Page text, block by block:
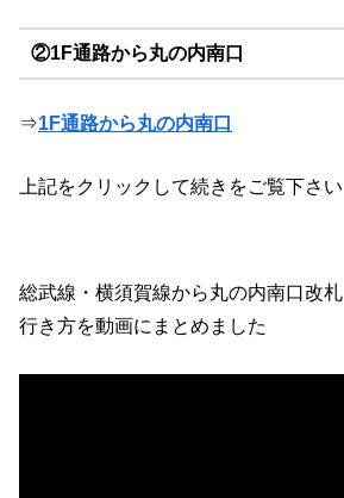
②1F通路から丸の内南口
⇒1F通路から丸の内南口
上記をクリックして続きをご覧下さい
総武線・横須賀線から丸の内南口改札
行き方を動画にまとめました